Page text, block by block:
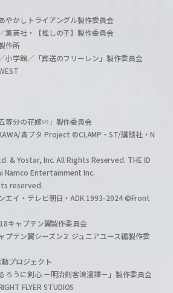
やかしトライアングル製作委員会
英社・【推しの子】製作委員会
作所
小学館／「葬送のフリーレン」製作委員会
等分の花嫁∽」製作委員会
青ブタ Project ©CLAMP・ST/講談社・N
& Yostar, Inc. All Rights Reserved. THE ID
Namco Entertainment Inc.
reserved.
エイ・テレビ朝日・ADK 1993-2024 ©Front
キャプテン翼製作委員会
テン翼シーズン２ ジュニアユース編製作委
プロジェクト
ろうに剣心 －明治剣客浪漫譚－」製作委員会
FLYER STUDIOS